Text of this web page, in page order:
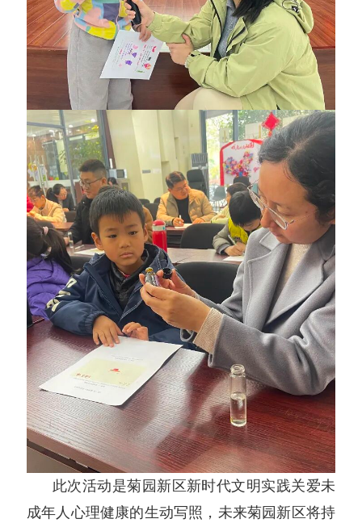
此次活动是菊园新区新时代文明实践关爱未
成年人心理健康的生动写照，未来菊园新区将持